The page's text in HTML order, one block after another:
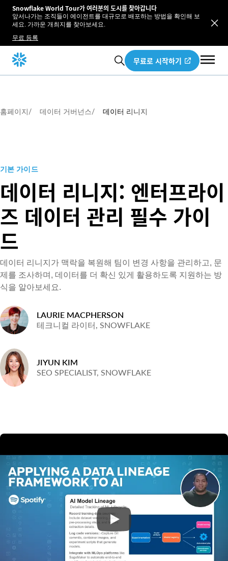
Snowflake World Tour가 여러분의 도시를 찾아갑니다
앞서나가는 조직들이 에이전트를 대규모로 배포하는 방법을 확인해 보
세요. 가까운 개최지를 찾아보세요.
무료 등록
무료로 시작하기
홈페이지/ 데이터 거버넌스/ 데이터 리니지
기본 가이드
데이터 리니지: 엔터프라이
즈 데이터 관리 필수 가이
드
데이터 리니지가 맥락을 복원해 팀이 변경 사항을 관리하고, 문
제를 조사하며, 데이터를 더 확신 있게 활용하도록 지원하는 방
식을 알아보세요.
LAURIE MACPHERSON
테크니컬 라이터, SNOWFLAKE
JIYUN KIM
SEO SPECIALIST, SNOWFLAKE